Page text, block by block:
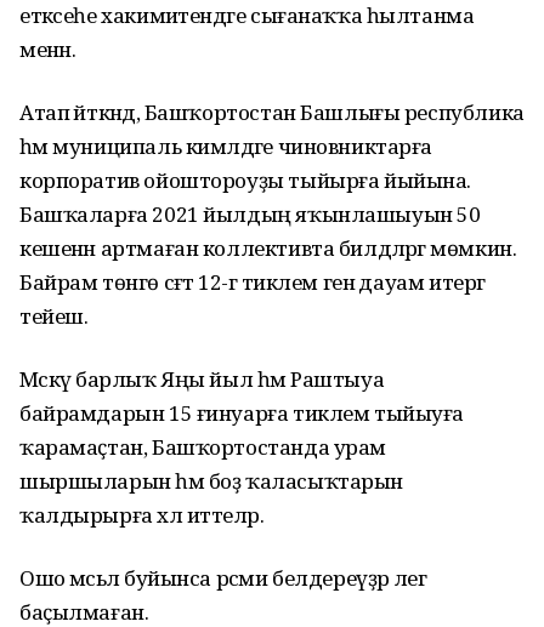
етәксеһе хакимиәтендәге сығанаҡҡа һылтанма
менән.
Атап әйткәндә, Башҡортостан Башлығы республика
һәм муниципаль кимәлдәге чиновниктарға
корпоратив ойоштороуҙы тыйырға йыйына.
Башҡаларға 2021 йылдың яҡынлашыуын 50
кешенән артмаған коллективта билдәләргә мөмкин.
Байрам төнгө сәғәт 12-гә тиклем генә дауам итергә
тейеш.
Мәскәү барлыҡ Яңы йыл һәм Раштыуа
байрамдарын 15 ғинуарға тиклем тыйыуға
ҡарамаҫтан, Башҡортостанда урам
шыршыларын һәм боҙ ҡаласыҡтарын
ҡалдырырға хәл иттеләр.
Ошо мәсьәлә буйынса рәсми белдереүҙәр әлегә
баҫылмаған.